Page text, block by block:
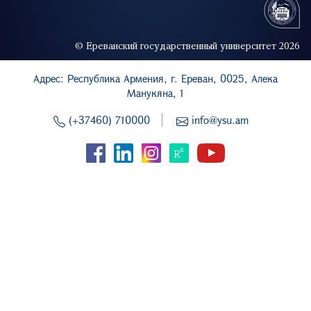
© Ереванский государственный университет 2026
Адрес: Республика Армения, г. Ереван, 0025, Алека
Манукяна, 1
(+37460) 710000
info@ysu.am